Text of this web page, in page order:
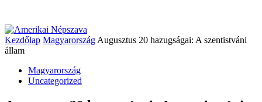
Kezdőlap Magyarország Augusztus 20 hazugságai: A szentistváni
állam
Magyarország
Uncategorized